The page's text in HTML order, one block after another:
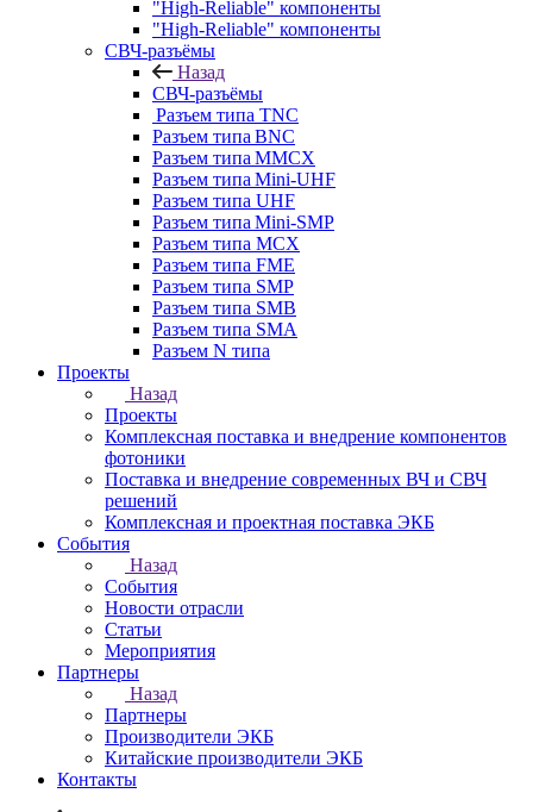
"High-Reliable" компоненты
"High-Reliable" компоненты
СВЧ-разъёмы
Назад
СВЧ-разъёмы
Разъем типа TNC
Разъем типа BNC
Разъем типа MMCX
Разъем типа Mini-UHF
Разъем типа UHF
Разъем типа Mini-SMP
Разъем типа MCX
Разъем типа FME
Разъем типа SMP
Разъем типа SMB
Разъем типа SMA
Разъем N типа
Проекты
Назад
Проекты
Комплексная поставка и внедрение компонентов
фотоники
Поставка и внедрение современных ВЧ и СВЧ
решений
Комплексная и проектная поставка ЭКБ
События
Назад
События
Новости отрасли
Статьи
Мероприятия
Партнеры
Назад
Партнеры
Производители ЭКБ
Китайские производители ЭКБ
Контакты